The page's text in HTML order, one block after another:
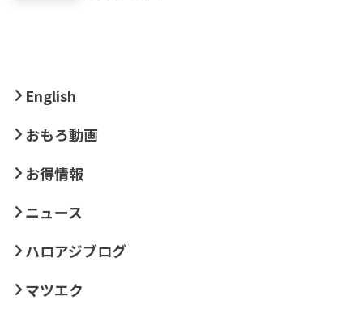
English
おもろ動画
お得情報
ニュース
ハロアジブログ
マツエク